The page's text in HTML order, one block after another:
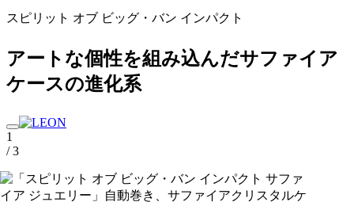
スピリット オブ ビッグ・バン インパクト
アートな個性を組み込んだサファイア
ケースの進化系
1
/ 3